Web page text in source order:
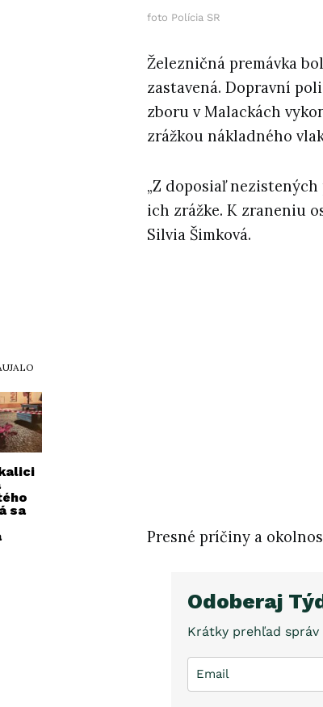
sa
foto Polícia SR
Železničná premávka
zastavená. Dopravní
zboru v Malackách
zrážkou nákladného
„Z doposiaľ
ich zrážke. K zraneniu
Silvia Šimková.
Presné príčiny a
Odoberaj
Krátky prehľad správ